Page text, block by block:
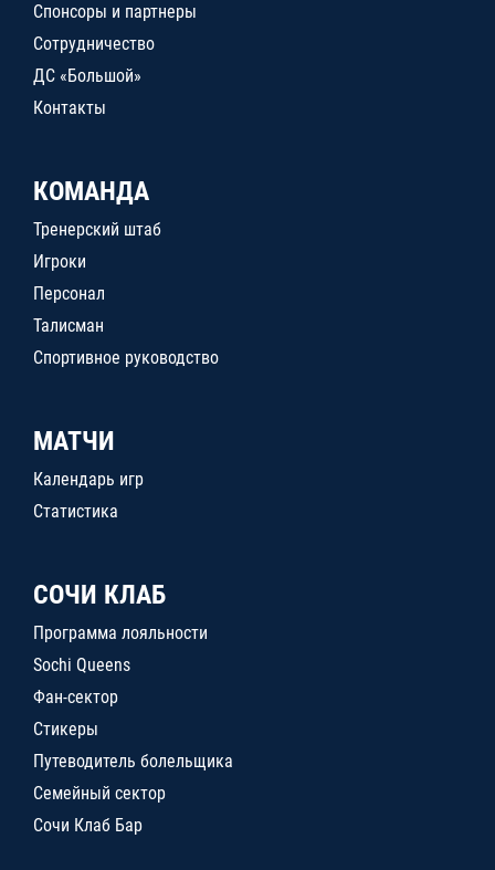
Спонсоры и партнеры
Сотрудничество
ДС «Большой»
Контакты
КОМАНДА
Тренерский штаб
Игроки
Персонал
Талисман
Спортивное руководство
МАТЧИ
Календарь игр
Статистика
СОЧИ КЛАБ
Программа лояльности
Sochi Queens
Фан-сектор
Стикеры
Путеводитель болельщика
Семейный сектор
Сочи Клаб Бар